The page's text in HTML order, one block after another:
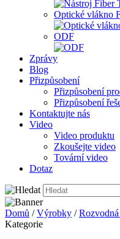
Optické vlákno
ODF
Zprávy
Blog
Přizpůsobení
Přizpůsobení
Přizpůsobení
Kontaktujte nás
Video
Video produktu
Zkoušejte video
Tovární video
Dotaz
Domů /Výrobky /
Kategorie